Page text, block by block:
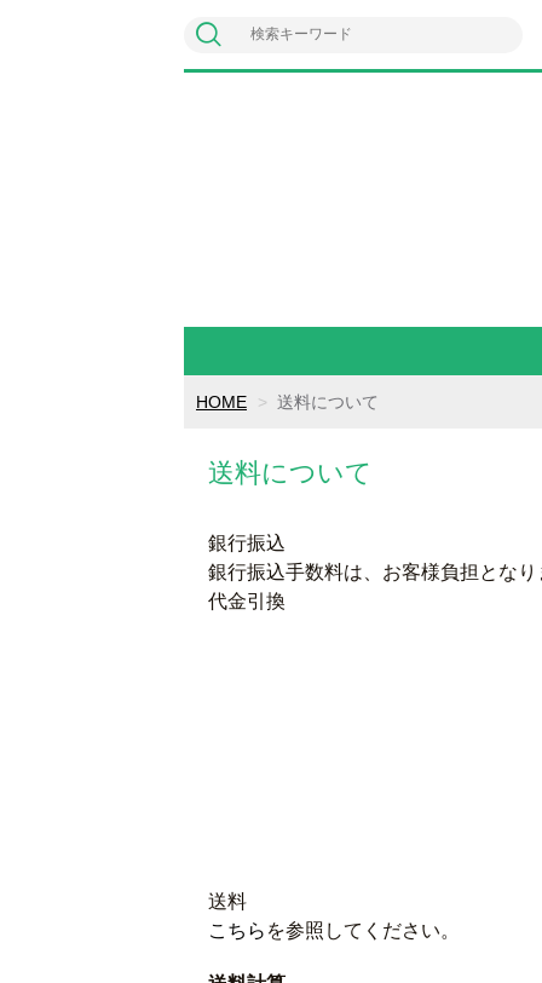
HOME 送料について
送料について
銀行振込
銀行振込手数料は、お客様負担となり
代金引換
送料
こちら を参照してください。